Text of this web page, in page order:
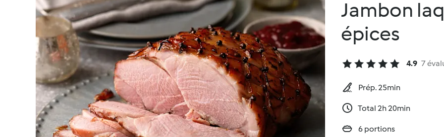
Jambon
épices
4.9 7
Prép. 25min
Total 2h 20min
6 portions